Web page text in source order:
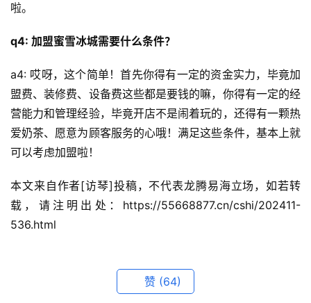
啦。
q4: 加盟蜜雪冰城需要什么条件？
a4: 哎呀，这个简单！首先你得有一定的资金实力，毕竟加
盟费、装修费、设备费这些都是要钱的嘛，你得有一定的经
营能力和管理经验，毕竟开店不是闹着玩的，还得有一颗热
爱奶茶、愿意为顾客服务的心哦！满足这些条件，基本上就
可以考虑加盟啦！
本文来自作者[访琴]投稿，不代表龙腾易海立场，如若转
载，请注明出处：https://55668877.cn/cshi/202411-
536.html
赞 (64)